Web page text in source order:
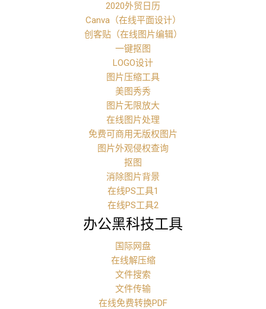
2020外贸日历
Canva（在线平面设计）
创客贴（在线图片编辑）
一键抠图
LOGO设计
图片压缩工具
美图秀秀
图片无限放大
在线图片处理
免费可商用无版权图片
图片外观侵权查询
抠图
消除图片背景
在线PS工具1
在线PS工具2
办公黑科技工具
国际网盘
在线解压缩
文件搜索
文件传输
在线免费转换PDF